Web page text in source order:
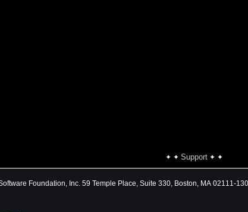
✦ ✦ Support ✦ ✦
Foundation, Inc. 59 Temple Place, Suite 330, Boston, MA 02111-